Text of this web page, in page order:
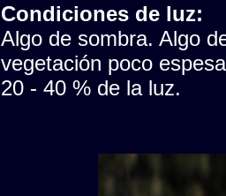
Condiciones de luz:
Algo de sombra. Algo
vegetación poco
20 - 40 % de la luz.